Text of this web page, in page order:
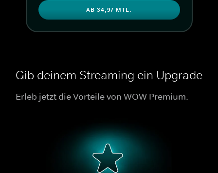
AB 34,97 MTL.
Gib deinem Streaming ein Upgrade
Erleb jetzt die Vorteile von WOW Premium.